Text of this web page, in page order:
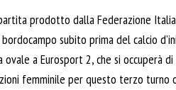
prodotto dalla Federazione
subito prima del calcio
a Eurosport 2, che si occuperà
femminile per questo terzo